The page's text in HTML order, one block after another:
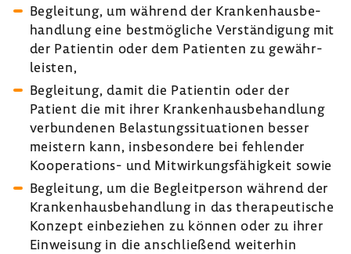
Beglei­tung, um während der Kran­ken­haus­be­
hand­lung eine best­mög­liche Verstän­di­gung mit
der Pati­entin oder dem Pati­enten zu gewähr­
leisten,
Beglei­tung, damit die Pati­entin oder der
Patient die mit ihrer Kran­ken­haus­be­hand­lung
verbun­denen Belas­tungs­si­tua­tionen besser
meis­tern kann, insbe­son­dere bei fehlender
Kooperations-​ und Mitwir­kungs­fä­hig­keit sowie
Beglei­tung, um die Begleit­person während der
Kran­ken­haus­be­hand­lung in das thera­peu­ti­sche
Konzept einbe­ziehen zu können oder zu ihrer
Einwei­sung in die anschlie­ßend weiterhin